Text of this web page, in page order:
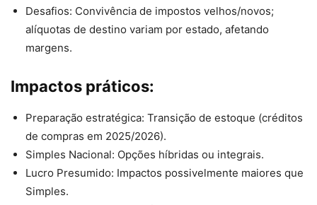
Desafios: Convivência de impostos velhos/novos;
alíquotas de destino variam por estado, afetando
margens.
Impactos práticos:
Preparação estratégica: Transição de estoque (créditos
de compras em 2025/2026).
Simples Nacional: Opções híbridas ou integrais.
Lucro Presumido: Impactos possivelmente maiores que
Simples.